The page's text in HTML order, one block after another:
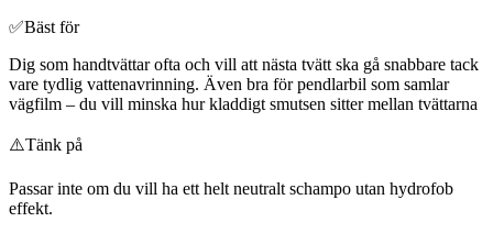
✅Bäst för
Dig som handtvättar ofta och vill att nästa tvätt ska gå snabbare tack
vare tydlig vattenavrinning. Även bra för pendlarbil som samlar
vägfilm – du vill minska hur kladdigt smutsen sitter mellan tvättarna
⚠️Tänk på
Passar inte om du vill ha ett helt neutralt schampo utan hydrofob
effekt.